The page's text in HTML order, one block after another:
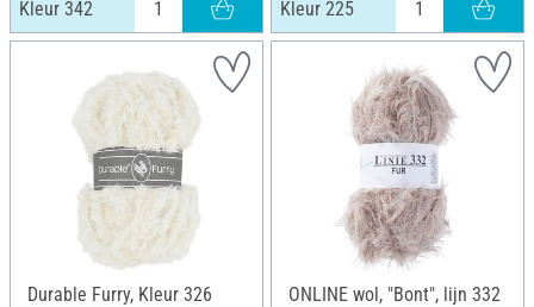
Kleur 342 Kleur 225
Durable Furry, Kleur 326 ONLINE wol, "Bont", lijn 332